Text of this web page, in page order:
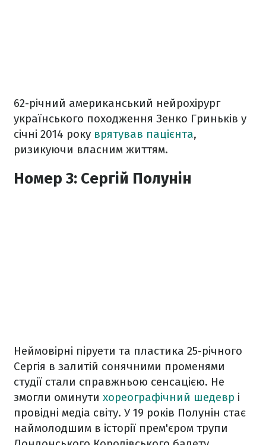
62-річний американський нейрохірург
українського походження Зенко Гриньків у
січні 2014 року врятував пацієнта,
ризикуючи власним життям.
Номер 3: Сергій Полунін
Неймовірні піруети та пластика 25-річного
Сергія в залитій сонячними променями
студії стали справжньою сенсацією. Не
змогли оминути хореографічний шедевр і
провідні медіа світу. У 19 років Полунін стає
наймолодшим в історії прем'єром трупи